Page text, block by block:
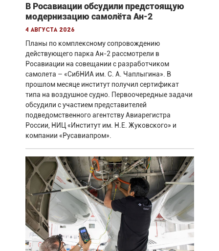
В Росавиации обсудили предстоящую
модернизацию самолёта Ан-2
4 августа 2026
Планы по комплексному сопровождению
действующего парка Ан-2 рассмотрели в
Росавиации на совещании с разработчиком
самолета – «СибНИА им. С. А. Чаплыгина». В
прошлом месяце институт получил сертификат
типа на воздушное судно. Первоочередные задачи
обсудили с участием представителей
подведомственного агентству Авиарегистра
России, НИЦ «Институт им. Н.Е. Жуковского» и
компании «Русавиапром».